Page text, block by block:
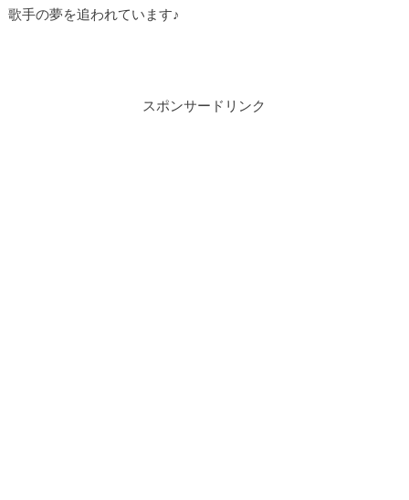
歌手の夢を追われています♪
スポンサードリンク